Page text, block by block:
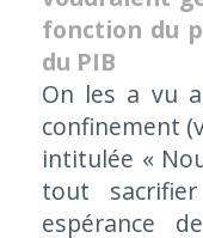
fonction du
du PIB
On les a vu
confinement
intitulée «
tout
espérance